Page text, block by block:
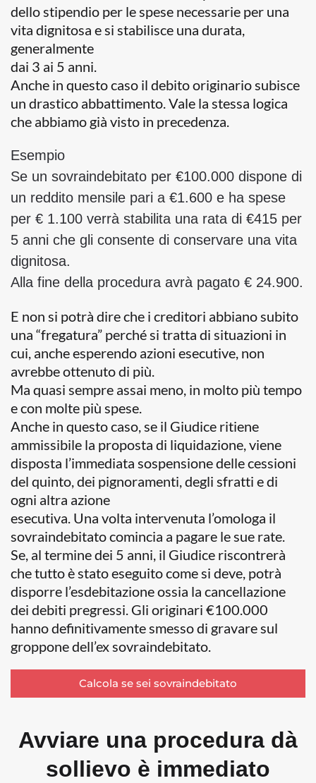
dello stipendio per le spese necessarie per una
vita dignitosa e si stabilisce una durata,
generalmente
dai 3 ai 5 anni.
Anche in questo caso il debito originario subisce
un drastico abbattimento. Vale la stessa logica
che abbiamo già visto in precedenza.
Esempio
Se un sovraindebitato per €100.000 dispone di
un reddito mensile pari a €1.600 e ha spese
per € 1.100 verrà stabilita una rata di €415 per
5 anni che gli consente di conservare una vita
dignitosa.
Alla fine della procedura avrà pagato € 24.900.
E non si potrà dire che i creditori abbiano subito
una “fregatura” perché si tratta di situazioni in
cui, anche esperendo azioni esecutive, non
avrebbe ottenuto di più.
Ma quasi sempre assai meno, in molto più tempo
e con molte più spese.
Anche in questo caso, se il Giudice ritiene
ammissibile la proposta di liquidazione, viene
disposta l’immediata sospensione delle cessioni
del quinto, dei pignoramenti, degli sfratti e di
ogni altra azione
esecutiva. Una volta intervenuta l’omologa il
sovraindebitato comincia a pagare le sue rate.
Se, al termine dei 5 anni, il Giudice riscontrerà
che tutto è stato eseguito come si deve, potrà
disporre l’esdebitazione ossia la cancellazione
dei debiti pregressi. Gli originari €100.000
hanno definitivamente smesso di gravare sul
groppone dell’ex sovraindebitato.
Calcola se sei sovraindebitato
Avviare una procedura dà
sollievo è immediato